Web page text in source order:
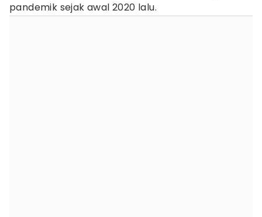
pandemik sejak awal 2020 lalu.